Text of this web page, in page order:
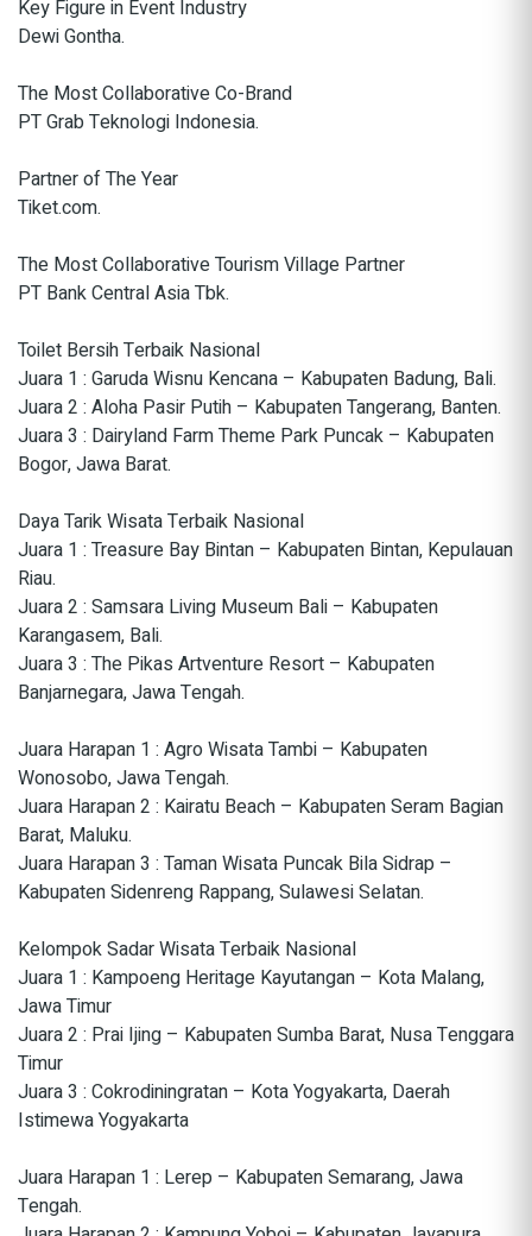
Key Figure in Event Industry
Dewi Gontha.
The Most Collaborative Co-Brand
PT Grab Teknologi Indonesia.
Partner of The Year
Tiket.com.
The Most Collaborative Tourism Village Partner
PT Bank Central Asia Tbk.
Toilet Bersih Terbaik Nasional
Juara 1 : Garuda Wisnu Kencana – Kabupaten Badung, Bali.
Juara 2 : Aloha Pasir Putih – Kabupaten Tangerang, Banten.
Juara 3 : Dairyland Farm Theme Park Puncak – Kabupaten
Bogor, Jawa Barat.
Daya Tarik Wisata Terbaik Nasional
Juara 1 : Treasure Bay Bintan – Kabupaten Bintan, Kepulauan
Riau.
Juara 2 : Samsara Living Museum Bali – Kabupaten
Karangasem, Bali.
Juara 3 : The Pikas Artventure Resort – Kabupaten
Banjarnegara, Jawa Tengah.
Juara Harapan 1 : Agro Wisata Tambi – Kabupaten
Wonosobo, Jawa Tengah.
Juara Harapan 2 : Kairatu Beach – Kabupaten Seram Bagian
Barat, Maluku.
Juara Harapan 3 : Taman Wisata Puncak Bila Sidrap –
Kabupaten Sidenreng Rappang, Sulawesi Selatan.
Kelompok Sadar Wisata Terbaik Nasional
Juara 1 : Kampoeng Heritage Kayutangan – Kota Malang,
Jawa Timur
Juara 2 : Prai Ijing – Kabupaten Sumba Barat, Nusa Tenggara
Timur
Juara 3 : Cokrodiningratan – Kota Yogyakarta, Daerah
Istimewa Yogyakarta
Juara Harapan 1 : Lerep – Kabupaten Semarang, Jawa
Tengah.